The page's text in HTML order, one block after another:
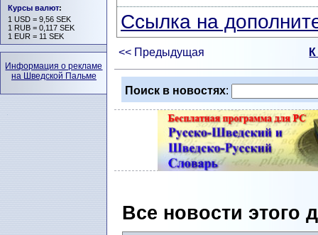
Ссылка на
<< Предыдущая
Поиск в новостях:
Все новости этого
Курсы валют:
1 USD = 9,56 SEK
1 RUB = 0,117 SEK
1 EUR = 11 SEK
Информация о рекламе
на Шведской Пальме